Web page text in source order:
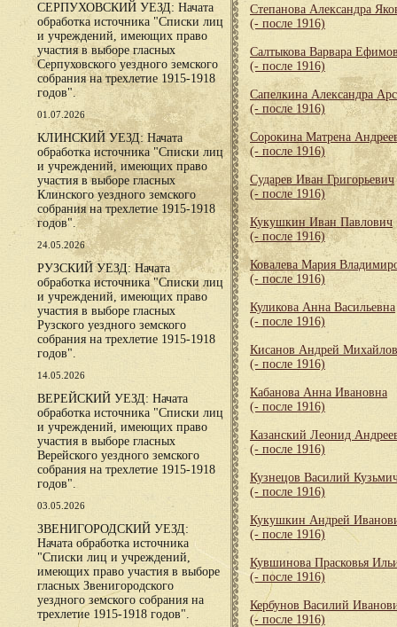
СЕРПУХОВСКИЙ УЕЗД: Начата
обработка источника "Списки лиц
и учреждений, имеющих право
участия в выборе гласных
Серпуховского уездного земского
собрания на трехлетие 1915-1918
годов".
01.07.2026
КЛИНСКИЙ УЕЗД: Начата
обработка источника "Списки лиц
и учреждений, имеющих право
участия в выборе гласных
Клинского уездного земского
собрания на трехлетие 1915-1918
годов".
24.05.2026
РУЗСКИЙ УЕЗД: Начата
обработка источника "Списки лиц
и учреждений, имеющих право
участия в выборе гласных
Рузского уездного земского
собрания на трехлетие 1915-1918
годов".
14.05.2026
ВЕРЕЙСКИЙ УЕЗД: Начата
обработка источника "Списки лиц
и учреждений, имеющих право
участия в выборе гласных
Верейского уездного земского
собрания на трехлетие 1915-1918
годов".
03.05.2026
ЗВЕНИГОРОДСКИЙ УЕЗД:
Начата обработка источника
"Списки лиц и учреждений,
имеющих право участия в выборе
гласных Звенигородского
уездного земского собрания на
трехлетие 1915-1918 годов".
Степанова Александра
(- после 1916)
Салтыкова Варвара
(- после 1916)
Сапелкина Александра
(- после 1916)
Сорокина Матрена
(- после 1916)
Сударев Иван Григорьевич
(- после 1916)
Кукушкин Иван Павлович
(- после 1916)
Ковалева Мария
(- после 1916)
Куликова Анна Васильевна
(- после 1916)
Кисанов Андрей
(- после 1916)
Кабанова Анна Ивановна
(- после 1916)
Казанский Леонид
(- после 1916)
Кузнецов Василий
(- после 1916)
Кукушкин Андрей
(- после 1916)
Кувшинова Прасковья
(- после 1916)
Кербунов Василий
(- после 1916)